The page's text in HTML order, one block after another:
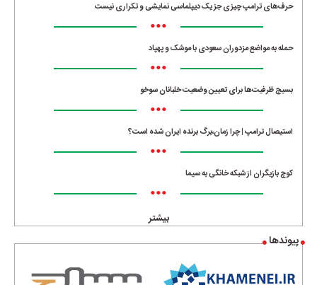
حرف‌های ترامپ چیزی جز یک دیپلماسی نمایشی و تکراری نیست
•••
حمله به مواضع مزدوران سعودی با موشک و پهپاد
•••
بسیج ظرفیت‌ها برای تعیین وضعیت خلبانان سوخو
•••
استیصال ترامپ | چرا زمان،برگ برنده ایران شده است؟
•••
کوچ بازیگران از شبکه خانگی به سیما
•••
بیشتر
پیوندها